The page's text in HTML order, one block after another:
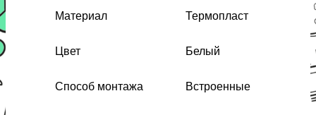
Мaтериал Термопласт
Цвет Белый
Спoсоб монтажа Встроенные